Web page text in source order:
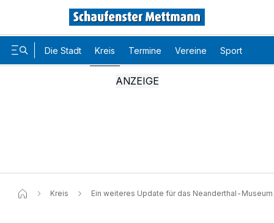
Die Stadt Kreis Termine Vereine Sport
Kreis Ein weiteres Update für das Neanderthal-Museum